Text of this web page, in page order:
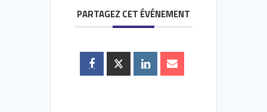
PARTAGEZ CET ÉVÉNEMENT